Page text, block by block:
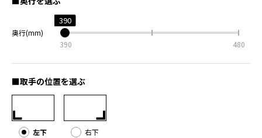
奥行(mm)
390
390 480
■取手の位置を選ぶ
左下 右下